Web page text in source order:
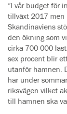
”I vår budget för
tillväxt 2017 men
Skandinaviens
den ökning som
cirka 700 000
sex procent blir
utanför hamnen.
har under
riksvägen vilket
till hamnen ska